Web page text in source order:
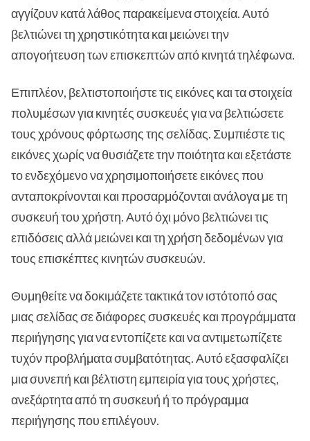
αγγίζουν κατά λάθος παρακείμενα στοιχεία. Αυτό
βελτιώνει τη χρηστικότητα και μειώνει την
απογοήτευση των επισκεπτών από κινητά τηλέφωνα.
Επιπλέον, βελτιστοποιήστε τις εικόνες και τα στοιχεία
πολυμέσων για κινητές συσκευές για να βελτιώσετε
τους χρόνους φόρτωσης της σελίδας. Συμπιέστε τις
εικόνες χωρίς να θυσιάζετε την ποιότητα και εξετάστε
το ενδεχόμενο να χρησιμοποιήσετε εικόνες που
ανταποκρίνονται και προσαρμόζονται ανάλογα με τη
συσκευή του χρήστη. Αυτό όχι μόνο βελτιώνει τις
επιδόσεις αλλά μειώνει και τη χρήση δεδομένων για
τους επισκέπτες κινητών συσκευών.
Θυμηθείτε να δοκιμάζετε τακτικά τον ιστότοπό σας
μιας σελίδας σε διάφορες συσκευές και προγράμματα
περιήγησης για να εντοπίζετε και να αντιμετωπίζετε
τυχόν προβλήματα συμβατότητας. Αυτό εξασφαλίζει
μια συνεπή και βέλτιστη εμπειρία για τους χρήστες,
ανεξάρτητα από τη συσκευή ή το πρόγραμμα
περιήγησης που επιλέγουν.